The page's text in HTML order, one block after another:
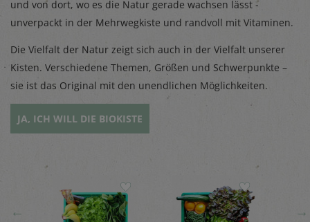
und von dort, wo es die Natur gerade wachsen lässt -
unverpackt in der Mehrwegkiste und randvoll mit Vitaminen.
Die Vielfalt der Natur zeigt sich auch in der Vielfalt unserer
Kisten. Verschiedene Themen, Größen und Schwerpunkte –
sie ist das Original mit den unendlichen Möglichkeiten.
JA, ICH WILL DIE BIOKISTE
← →